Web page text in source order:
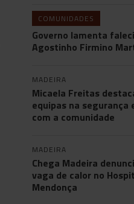
COMUNIDADES
Governo lamenta
Agostinho Firmino
MADEIRA
Micaela Freitas
equipas na segurança
com a comunidade
MADEIRA
Chega Madeira
vaga de calor no
Mendonça